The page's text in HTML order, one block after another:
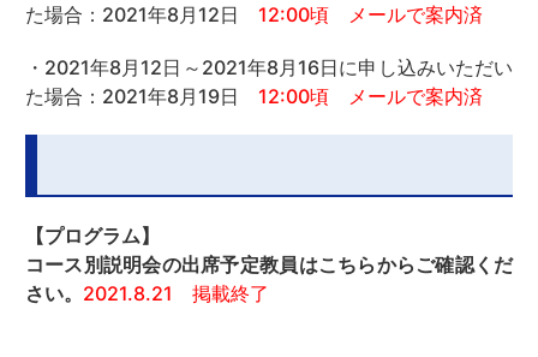
た場合：2021年8月12日 12:00頃 メールで案内済
・2021年8月12日～2021年8月16日に申し込みいただい
た場合：2021年8月19日 12:00頃 メールで案内済
【プログラム】
コース別説明会の出席予定教員はこちらからご確認くだ
さい。 2021.8.21 掲載終了